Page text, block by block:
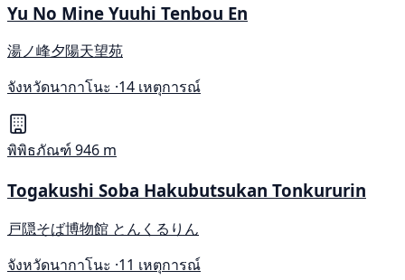
Yu No Mine Yuuhi Tenbou En
湯ノ峰夕陽天望苑
จังหวัดนากาโนะ ·14 เหตุการณ์
พิพิธภัณฑ์ 946 m
Togakushi Soba Hakubutsukan Tonkururin
戸隠そば博物館 とんくるりん
จังหวัดนากาโนะ ·11 เหตุการณ์